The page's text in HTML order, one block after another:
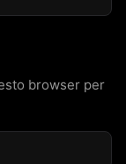
browser per